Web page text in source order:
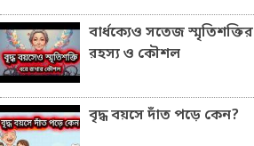
বার্ধক্যেও সতেজ স্মৃতিশক্তির
রহস্য ও কৌশল
বৃদ্ধ বয়সে দাঁত পড়ে কেন?